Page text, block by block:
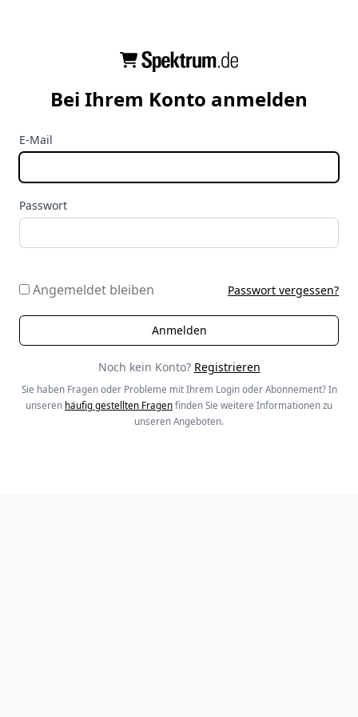
Bei Ihrem Konto anmelden
E-Mail
Passwort
Angemeldet bleiben Passwort vergessen?
Noch kein Konto? Registrieren
Sie haben Fragen oder Probleme mit Ihrem Login oder Abonnement? In
unseren häufig gestellten Fragen finden Sie weitere Informationen zu
unseren Angeboten.